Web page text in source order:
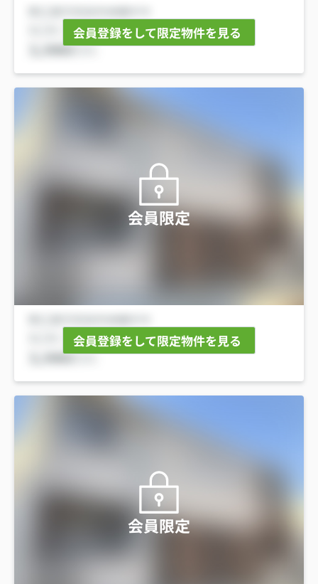
会員登録をして限定物件を見る
会員限定
会員登録をして限定物件を見る
会員限定